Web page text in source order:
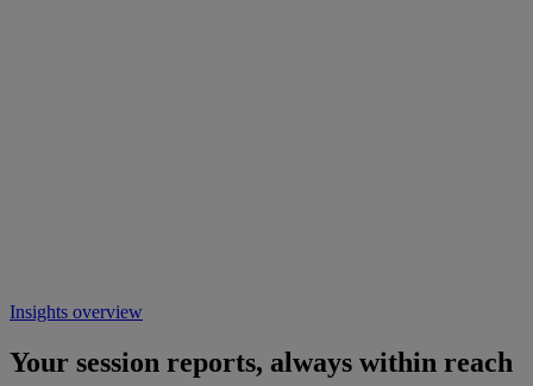
Insights overview
Your session reports, always within reach